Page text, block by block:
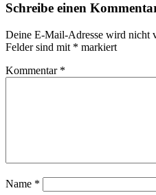
Schreibe einen
Deine E-Mail-Adresse wird nicht
Felder sind mit * markiert
Kommentar *
Name *